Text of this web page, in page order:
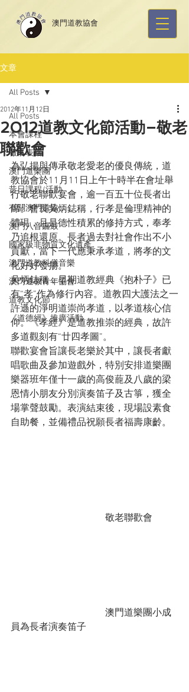
​澳門道教協會
文章
All Posts
本會課程
報名表格
澳門道樂團
昔日課程/活動
有關澳門道協
澳門八音鑼鼓
國家級非物質文化遺產
澳門道教科儀音樂
澳門道教青年協會
道教文化節
《道德經》推廣活動
All Posts
2012道教文化節活動–敬老
聯歡會
2012年11月12日
為弘揚與傳承敬老愛老的優良傳統，道
教協會於11月11日上午十時半在會址舉
行敬老聯歡宴會，逾一百五十位長者出
席。會長吳炳鋕稱，行孝是倫理精神的
體現，且是德性積累的修持方式，奉孝
乃追根還原。長者過去對社會作出不小
貢獻，當下一代應秉承孝道，將孝的文
化好好發揚。
吳炳鋕稱，早期道教經典《抱朴子》已
有“孝”作為修行內容。道教四大護法之一
許遜的淨明道崇尚孝道，以孝道核心信
仰。《孝經》是道教推崇的經典，故許
多道觀刻有“廿四孝圖”。
聯歡宴會旨讓長老樂於其中，讓長者獻
唱歌曲及參加遊戲外，特別安排道樂團
樂器班年僅十一歲的高俊蘢及八歲的梁
恩情小朋友分別演奏笛子及古箏，獲全
場掌聲鼓勵。表演結束後，現場設素食
自助餐，並備禮品祝願長者福壽康齡。